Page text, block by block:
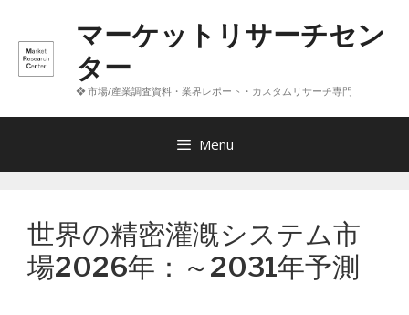
へ
マーケットリサーチセン
ター
❖ 市場/産業調査資料・業界レポート・カスタムリサーチ専門
Menu
世界の精密灌漑システム市
場2026年：～2031年予測